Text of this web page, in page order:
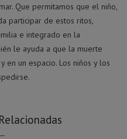
Que permitamos que el niño,
participar de estos ritos,
e integrado en la
le ayuda a que la muerte
en un espacio. Los niños y los